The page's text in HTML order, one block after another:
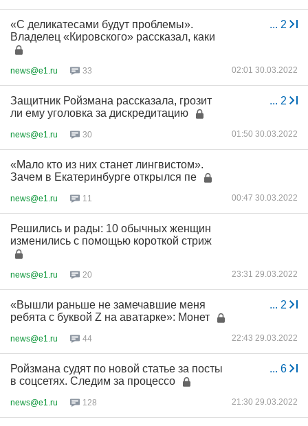
... 2
«С деликатесами будут проблемы».
Владелец «Кировского» рассказал, каки
news@e1.ru 33 02:01 30.03.2022
... 2
Защитник Ройзмана рассказала, грозит
ли ему уголовка за дискредитацию
news@e1.ru 30 01:50 30.03.2022
«Мало кто из них станет лингвистом».
Зачем в Екатеринбурге открылся пе
news@e1.ru 11 00:47 30.03.2022
Решились и рады: 10 обычных женщин
изменились с помощью короткой стриж
news@e1.ru 20 23:31 29.03.2022
... 2
«Вышли раньше не замечавшие меня
ребята с буквой Z на аватарке»: Монет
news@e1.ru 44 22:43 29.03.2022
... 6
Ройзмана судят по новой статье за посты
в соцсетях. Следим за процессо
news@e1.ru 128 21:30 29.03.2022